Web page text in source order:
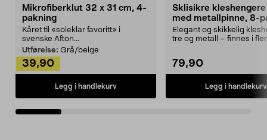
Mikrofiberklut 32 x 31 cm, 4-
pakning
Kåret til «soleklar favoritt» i
svenske Afton...
Utførelse: Grå/beige
39,90
Legg i handlekurv
Sklisikre
med metallpinne, 8-
Elegant og skikkelig
tre og metall – finnes i
79,90
Legg i handlekurv